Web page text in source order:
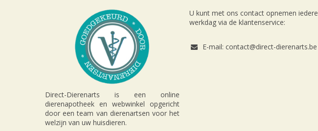
Direct-Dierenarts is een online
dierenapotheek en webwinkel opgericht
door een team van dierenartsen voor het
welzijn van uw huisdieren.
U kunt met ons contact opnemen iedere
werkdag via de klantenservice:
E-mail: contact@direct-dierenarts.be